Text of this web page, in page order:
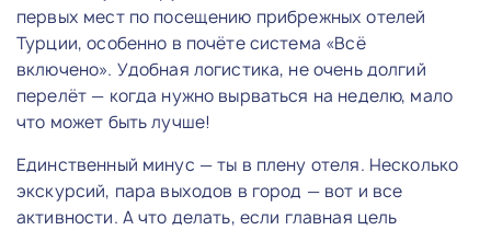
первых мест по посещению прибрежных отелей
Турции, особенно в почёте система «Всё
включено». Удобная логистика, не очень долгий
перелёт — когда нужно вырваться на неделю, мало
что может быть лучше!
Единственный минус — ты в плену отеля. Несколько
экскурсий, пара выходов в город — вот и все
активности. А что делать, если главная цель